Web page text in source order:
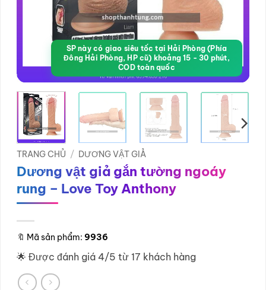
SP này có giao siêu tốc tại Hải Phòng (Phía
Đông Hải Phòng, HP cũ) khoảng 15 - 30 phút,
COD toàn quốc
TRANG CHỦ / DƯƠNG VẬT GIẢ
Dương vật giả gắn tường ngoáy
rung – Love Toy Anthony
🔖 Mã sản phẩm: 9936
🌟 Được đánh giá 4/5 từ 17 khách hàng